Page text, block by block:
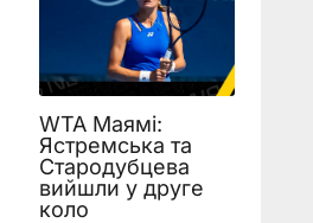
WTA Маямі:
Ястремська та
Стародубцева
вийшли у друге
коло